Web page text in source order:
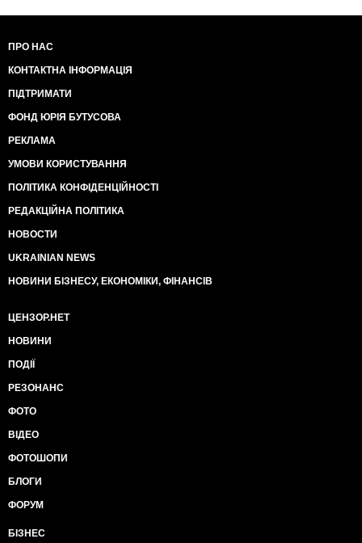
ПРО НАС
КОНТАКТНА ІНФОРМАЦІЯ
ПІДТРИМАТИ
ФОНД ЮРІЯ БУТУСОВА
РЕКЛАМА
УМОВИ КОРИСТУВАННЯ
ПОЛІТИКА КОНФІДЕНЦІЙНОСТІ
РЕДАКЦІЙНА ПОЛІТИКА
НОВОСТИ
UKRAINIAN NEWS
НОВИНИ БІЗНЕСУ, ЕКОНОМІКИ, ФІНАНСІВ
ЦЕНЗОР.НЕТ
НОВИНИ
ПОДІЇ
РЕЗОНАНС
ФОТО
ВІДЕО
ФОТОШОПИ
БЛОГИ
ФОРУМ
БІЗНЕС